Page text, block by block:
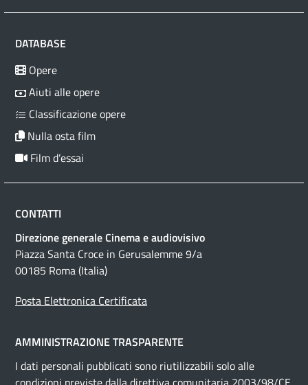
DATABASE
Opere
Aiuti alle opere
Classificazione opere
Nulla osta film
Film d’essai
CONTATTI
Direzione generale Cinema e audiovisivo
Piazza Santa Croce in Gerusalemme 9/a
00185 Roma (Italia)
Posta Elettronica Certificata
AMMINISTRAZIONE TRASPARENTE
I dati personali pubblicati sono riutilizzabili solo alle